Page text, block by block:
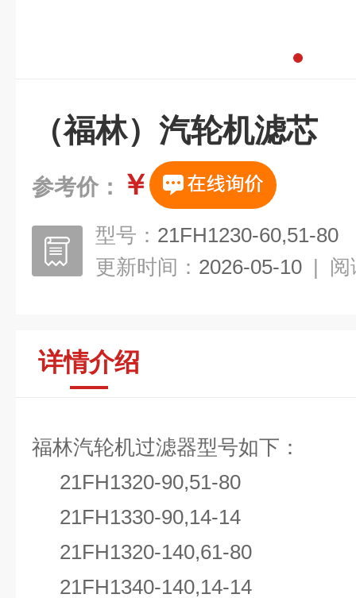
（福林）汽轮机滤芯
参考价： ￥
型号： 21FH1230-60,51-80
更新时间： 2026-05-10 | 阅
详情介绍
福林汽轮机过滤器型号如下：
21FH1320-90,51-80
21FH1330-90,14-14
21FH1320-140,61-80
21FH1340-140,14-14